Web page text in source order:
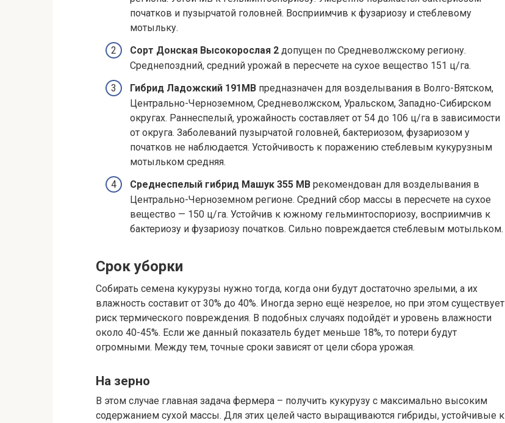
початков и пузырчатой головней. Восприимчив к фузариозу и стеблевому
мотыльку.
Сорт Донская Высокорослая 2 допущен по Средневолжскому региону.
Среднепоздний, средний урожай в пересчете на сухое вещество 151 ц/га.
Гибрид Ладожский 191МВ предназначен для возделывания в Волго-Вятском,
Центрально-Черноземном, Средневолжском, Уральском, Западно-Сибирском
округах. Раннеспелый, урожайность составляет от 54 до 106 ц/га в зависимости
от округа. Заболеваний пузырчатой головней, бактериозом, фузариозом у
початков не наблюдается. Устойчивость к поражению стеблевым кукурузным
мотыльком средняя.
Среднеспелый гибрид Машук 355 МВ рекомендован для возделывания в
Центрально-Черноземном регионе. Средний сбор массы в пересчете на сухое
вещество — 150 ц/га. Устойчив к южному гельминтоспориозу, восприимчив к
бактериозу и фузариозу початков. Сильно повреждается стеблевым мотыльком.
Срок уборки
Собирать семена кукурузы нужно тогда, когда они будут достаточно зрелыми, а их
влажность составит от 30% до 40%. Иногда зерно ещё незрелое, но при этом существует
риск термического повреждения. В подобных случаях подойдёт и уровень влажности
около 40-45%. Если же данный показатель будет меньше 18%, то потери будут
огромными. Между тем, точные сроки зависят от цели сбора урожая.
На зерно
В этом случае главная задача фермера – получить кукурузу с максимально высоким
содержанием сухой массы. Для этих целей часто выращиваются гибриды, устойчивые к